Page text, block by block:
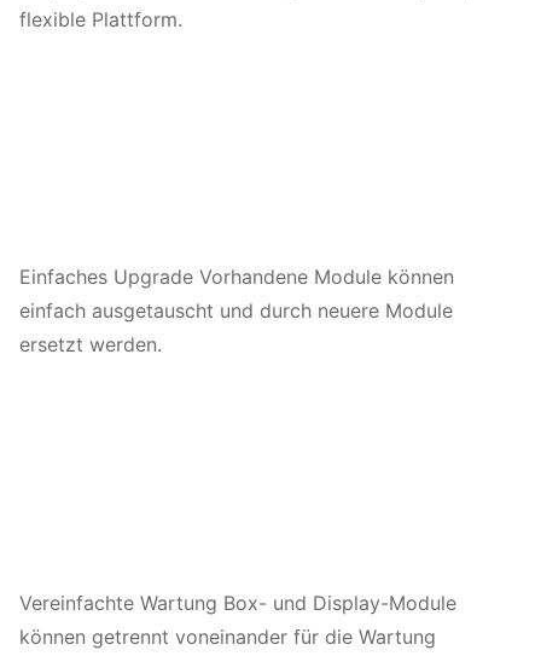
flexible Plattform.
Einfaches Upgrade Vorhandene Module können
einfach ausgetauscht und durch neuere Module
ersetzt werden.
Vereinfachte Wartung Box- und Display-Module
können getrennt voneinander für die Wartung